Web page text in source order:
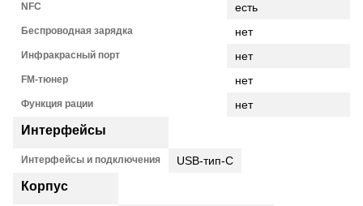
NFC есть
Беспроводная зарядка нет
Инфракрасный порт нет
FM-тюнер нет
Функция рации нет
Интерфейсы
Интерфейсы и подключения USB-тип-C
Корпус